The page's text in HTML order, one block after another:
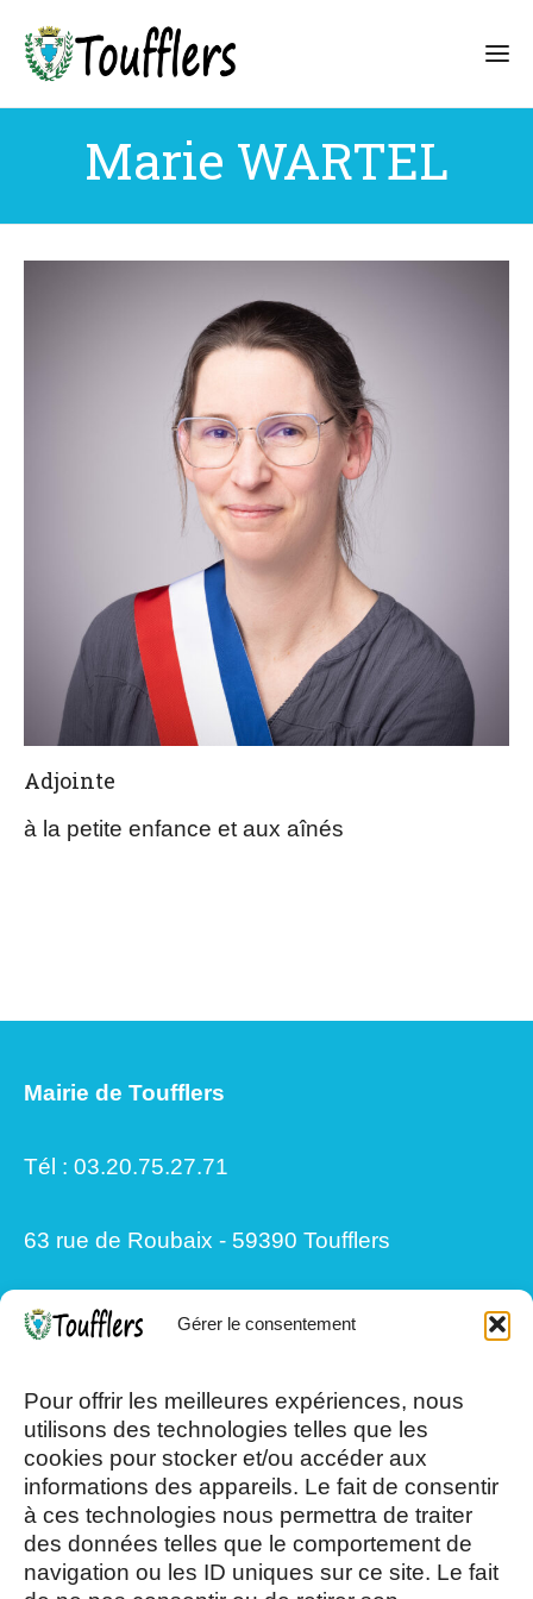
Gérer le consentement
Pour offrir les meilleures expériences, nous
utilisons des technologies telles que les
cookies pour stocker et/ou accéder aux
informations des appareils. Le fait de consentir
à ces technologies nous permettra de traiter
des données telles que le comportement de
navigation ou les ID uniques sur ce site. Le fait
Marie WARTEL
Adjointe
à la petite enfance et aux aînés
Mairie de Toufflers
Tél : 03.20.75.27.71
63 rue de Roubaix - 59390 Toufflers
13h30/17h15
Mercredi et Samedi : 8h- 12h